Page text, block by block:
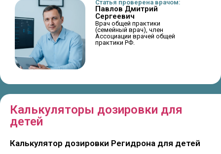
Статья проверена врачом:
Павлов Дмитрий
Сергеевич
Врач общей практики
(семейный врач), член
Ассоциации врачей общей
практики РФ.
Калькуляторы дозировки для
детей
Калькулятор дозировки Регидрона для детей